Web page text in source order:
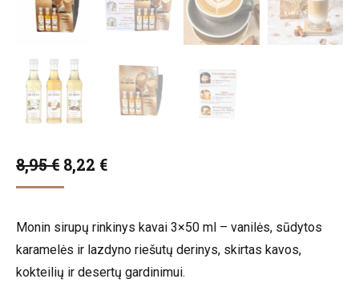
8,95€ Original
price
8,95 €.
8,22 €Current
8,22 €.
Monin sirupų rinkinys kavai 3×50 ml – vanilės, sūdytos
karamelės ir lazdyno riešutų derinys, skirtas kavos,
kokteilių ir desertų gardinimui.